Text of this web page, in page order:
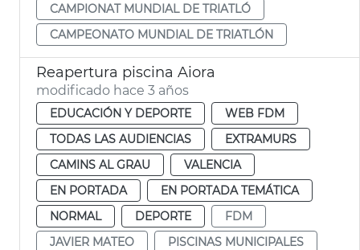
CAMPIONAT MUNDIAL DE TRIATLÓ
CAMPEONATO MUNDIAL DE TRIATLÓN
Reapertura piscina Aiora
modificado hace 3 años
EDUCACIÓN Y DEPORTE
WEB FDM
TODAS LAS AUDIENCIAS
EXTRAMURS
CAMINS AL GRAU
VALENCIA
EN PORTADA
EN PORTADA TEMÁTICA
NORMAL
DEPORTE
FDM
JAVIER MATEO
PISCINAS MUNICIPALES